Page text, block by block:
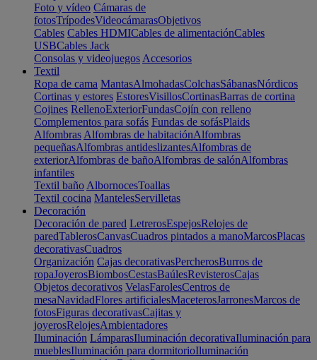
Foto y vídeo Cámaras de
fotosTrípodesVideocámarasObjetivos
Cables Cables HDMICables de alimentaciónCables
USBCables Jack
Consolas y videojuegos Accesorios
Textil
Ropa de cama MantasAlmohadasColchasSábanasNórdicos
Cortinas y estores EstoresVisillosCortinasBarras de cortina
Cojines RellenoExteriorFundasCojín con relleno
Complementos para sofás Fundas de sofásPlaids
Alfombras Alfombras de habitaciónAlfombras
pequeñasAlfombras antideslizantesAlfombras de
exteriorAlfombras de bañoAlfombras de salónAlfombras
infantiles
Textil baño AlbornocesToallas
Textil cocina MantelesServilletas
Decoración
Decoración de pared LetrerosEspejosRelojes de
paredTablerosCanvasCuadros pintados a manoMarcosPlacas
decorativasCuadros
Organización Cajas decorativasPercherosBurros de
ropaJoyerosBiombosCestasBaúlesRevisterosCajas
Objetos decorativos VelasFarolesCentros de
mesaNavidadFlores artificialesMaceterosJarronesMarcos de
fotosFiguras decorativasCajitas y
joyerosRelojesAmbientadores
Iluminación LámparasIluminación decorativaIluminación para
mueblesIluminación para dormitorioIluminación